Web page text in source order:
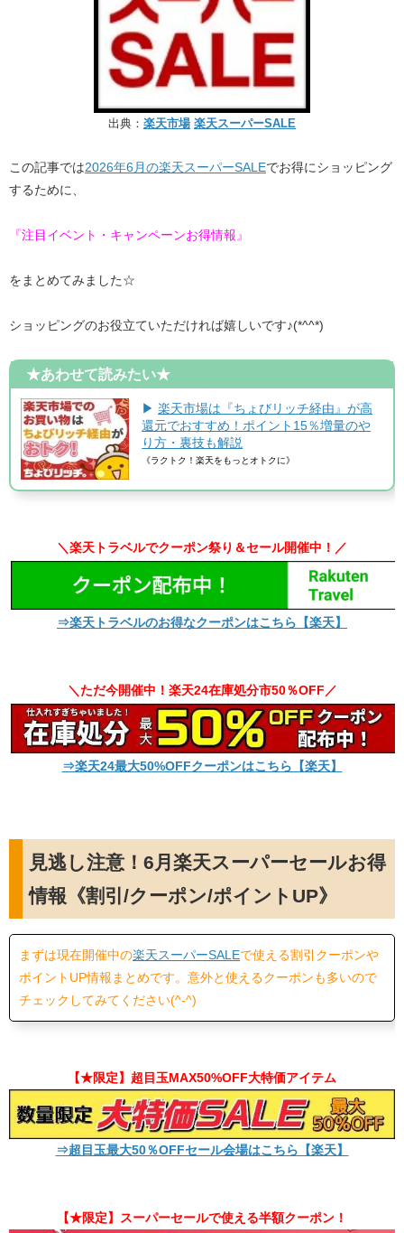
出典： 楽天市場 楽天スーパーSALE
この記事では2026年6月の楽天スーパーSALEでお得にショッピング
するために、
『注目イベント・キャンペーンお得情報』
をまとめてみました☆
ショッピングのお役立ていただければ嬉しいです♪(*^^*)
★あわせて読みたい★
▶楽天市場は『ちょびリッチ経由』が高
還元でおすすめ！ポイント15％増量のや
り方・裏技も解説
《ラクトク！楽天をもっとオトクに》
＼楽天トラベルでクーポン祭り＆セール開催中！／
⇒楽天トラベルのお得なクーポンはこちら【楽天】
＼ただ今開催中！楽天24在庫処分市50％OFF／
⇒楽天24最大50%OFFクーポンはこちら【楽天】
見逃し注意！6月楽天スーパーセールお得
情報《割引/クーポン/ポイントUP》
まずは現在開催中の楽天スーパーSALEで使える割引クーポンや
ポイントUP情報まとめです。意外と使えるクーポンも多いので
チェックしてみてください(^-^)
【★限定】超目玉MAX50%OFF大特価アイテム
⇒超目玉最大50％OFFセール会場はこちら【楽天】
【★限定】スーパーセールで使える半額クーポン！